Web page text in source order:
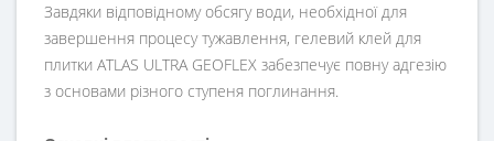
Завдяки відповідному обсягу води, необхідної для
завершення процесу тужавлення, гелевий клей для
плитки ATLAS ULTRA GEOFLEX забезпечує повну адгезію
з основами різного ступеня поглинання.